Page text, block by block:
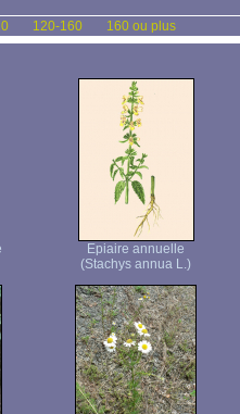
120-160 160 ou plus
Epiaire annuelle
(Stachys annua L.)